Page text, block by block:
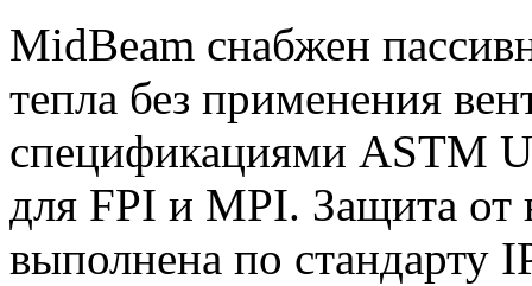
MidBeam снабжен
тепла без применения
спецификациями ASTM
для FPI и MPI. Защита от
выполнена по стандарту